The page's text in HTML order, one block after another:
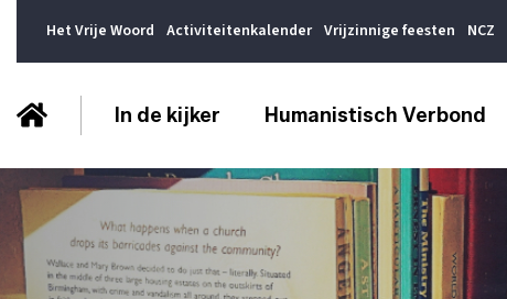
Het Vrije Woord Activiteitenkalender Vrijzinnige feesten NCZ
In de kijker Humanistisch Verbond